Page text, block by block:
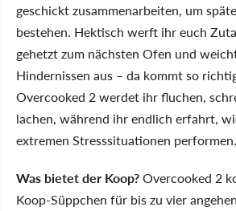
geschickt zusammenarbeiten, um
bestehen. Hektisch werft ihr euch
gehetzt zum nächsten Ofen und
Hindernissen aus – da kommt so
Overcooked 2 werdet ihr fluchen,
lachen, während ihr endlich erfahrt,
extremen Stresssituationen performen.
Was bietet der Koop?Overcooked 2
Koop-Süppchen für bis zu vier